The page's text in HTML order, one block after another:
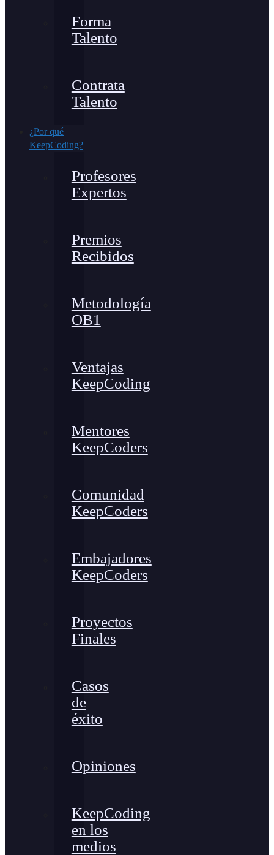
Forma
Talento
Contrata
Talento
¿Por qué
KeepCoding?
Profesores
Expertos
Premios
Recibidos
Metodología
OB1
Ventajas
KeepCoding
Mentores
KeepCoders
Comunidad
KeepCoders
Embajadores
KeepCoders
Proyectos
Finales
Casos
de
éxito
Opiniones
KeepCoding
en los
medios